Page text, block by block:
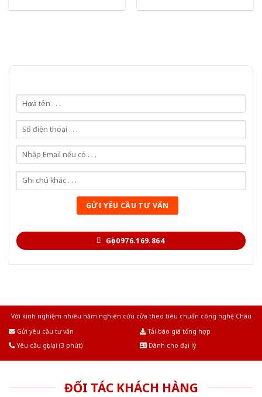
Gọi 0976.169.864
Với kinh nghiệm nhiêu năm nghiên cứu cửa theo tiêu chuẩn công nghệ Châu
Gửi yêu cầu tư vấn
Tải báo giá tổng hợp
Yêu cầu gọi lại (3 phút)
Dành cho đại lý
ĐỐI TÁC KHÁCH HÀNG